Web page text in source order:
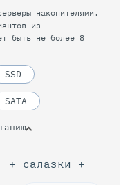
накопителями.
из
быть не более 8
SSD
SATA
+ салазки +